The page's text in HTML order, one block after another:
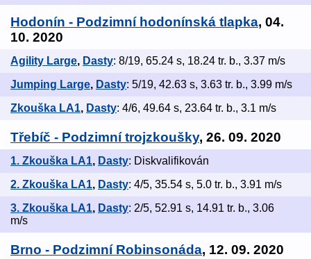
Hodonín - Podzimní hodonínská tlapka, 04.
10. 2020
Agility Large, Dasty: 8/19, 65.24 s, 18.24 tr. b., 3.37 m/s
Jumping Large, Dasty: 5/19, 42.63 s, 3.63 tr. b., 3.99 m/s
Zkouška LA1, Dasty: 4/6, 49.64 s, 23.64 tr. b., 3.1 m/s
Třebíč - Podzimní trojzkoušky, 26. 09. 2020
1. Zkouška LA1, Dasty: Diskvalifikován
2. Zkouška LA1, Dasty: 4/5, 35.54 s, 5.0 tr. b., 3.91 m/s
3. Zkouška LA1, Dasty: 2/5, 52.91 s, 14.91 tr. b., 3.06
m/s
Brno - Podzimní Robinsonáda, 12. 09. 2020